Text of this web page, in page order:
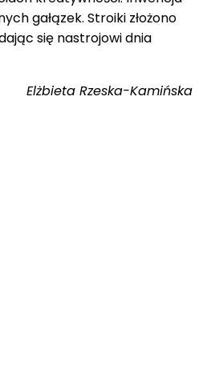
gałązek. Stroiki złożono
się nastrojowi dnia
Elżbieta Rzeska-Kamińska